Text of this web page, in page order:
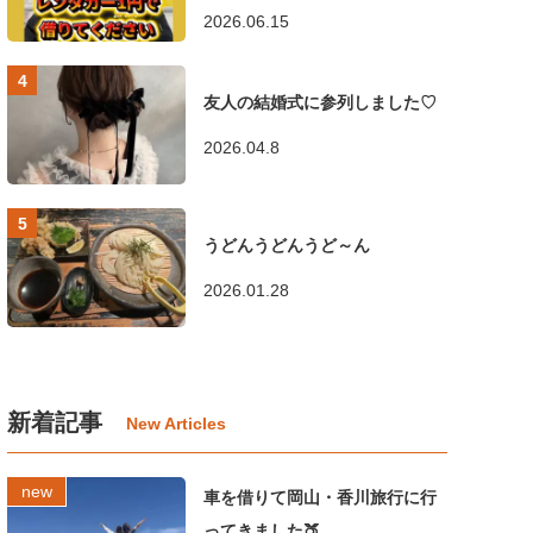
2026.06.15
友人の結婚式に参列しました♡
2026.04.8
うどんうどんうど～ん
2026.01.28
新着記事
車を借りて岡山・香川旅行に行